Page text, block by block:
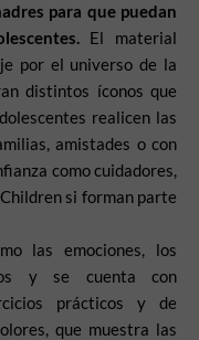
para que puedan
El material
por el universo de la
distintos íconos que
realicen las
amistades o con
como cuidadores,
si forman parte
las emociones, los
y se cuenta con
prácticos y de
que muestra las